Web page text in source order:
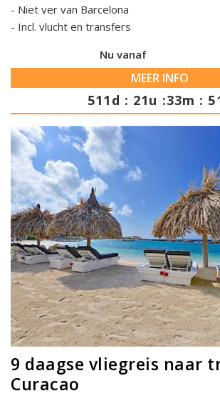
Niet ver van Barcelona
Incl. vlucht en transfers
Nu vanaf
MEER INFO
511d : 21u :33m :
9 daagse vliegreis naar
Curacao